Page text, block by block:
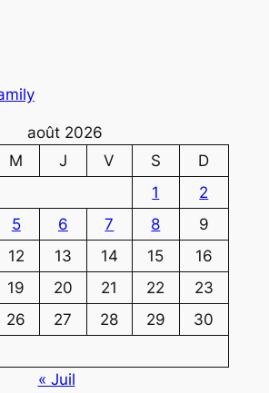
août 2026
M J V S
D
1
2
5 6 7 8
9
12 13 14 15
16
19 20 21 22
23
26 27 28 29
30
« Juil